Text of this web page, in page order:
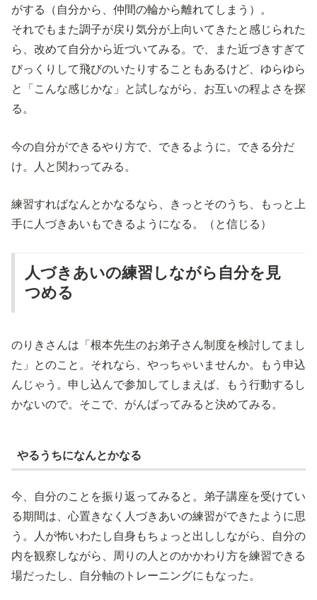
がする（自分から、仲間の輪から離れてしまう）。
それでもまた調子が戻り気分が上向いてきたと感じられた
ら、改めて自分から近づいてみる。で、また近づきすぎて
びっくりして飛びのいたりすることもあるけど、ゆらゆら
と「こんな感じかな」と試しながら、お互いの程よさを探
る。
今の自分ができるやり方で、できるように。できる分だ
け。人と関わってみる。
練習すればなんとかなるなら、きっとそのうち、もっと上
手に人づきあいもできるようになる。（と信じる）
人づきあいの練習しながら自分を見
つめる
のりきさんは「根本先生のお弟子さん制度を検討してまし
た」とのこと。それなら、やっちゃいませんか。もう申込
んじゃう。申し込んで参加してしまえば、もう行動するし
かないので。そこで、がんばってみると決めてみる。
やるうちになんとかなる
今、自分のことを振り返ってみると。弟子講座を受けてい
る期間は、心置きなく人づきあいの練習ができたように思
う。人が怖いわたし自身もちょっと出ししながら、自分の
内を観察しながら、周りの人とのかかわり方を練習できる
場だったし、自分軸のトレーニングにもなった。